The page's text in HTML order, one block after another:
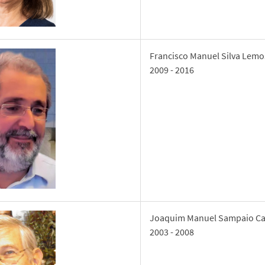
Francisco Manuel Silva
2009 - 2016
Joaquim Manuel Sampaio
2003 - 2008